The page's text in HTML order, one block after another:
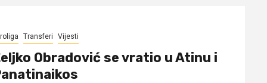
Transferi Vijesti
Obradović se vratio u Atinu i